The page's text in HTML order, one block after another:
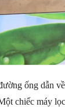
ống dẫn
chiếc máy